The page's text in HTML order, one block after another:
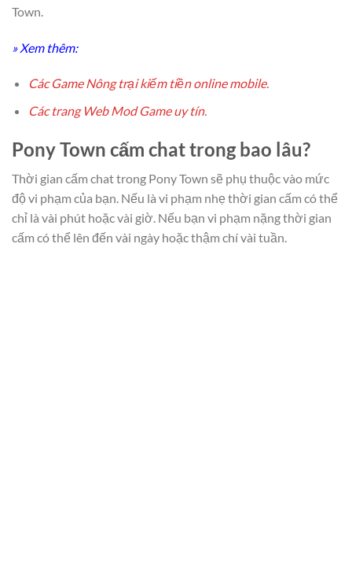
Town.
» Xem thêm:
Các Game Nông trại kiếm tiền online mobile.
Các trang Web Mod Game uy tín.
Pony Town cấm chat trong bao lâu?
Thời gian cấm chat trong Pony Town sẽ phụ thuộc vào mức
độ vi phạm của bạn. Nếu là vi phạm nhẹ thời gian cấm có thể
chỉ là vài phút hoặc vài giờ. Nếu bạn vi phạm nặng thời gian
cấm có thể lên đến vài ngày hoặc thậm chí vài tuần.